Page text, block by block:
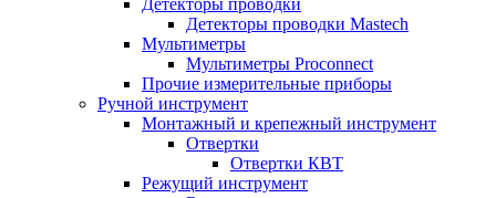
Детекторы проводки
Детекторы проводки Mastech
Мультиметры
Мультиметры Proconnect
Прочие измерительные приборы
Ручной инструмент
Монтажный и крепежный инструмент
Отвертки
Отвертки КВТ
Режущий инструмент